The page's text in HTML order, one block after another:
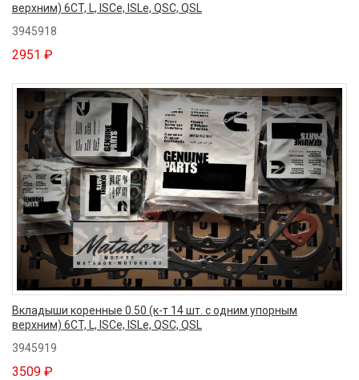
верхним) 6CT, L, ISCe, ISLe, QSC, QSL
3945918
2951 ₽
Вкладыши коренные 0.50 (к-т 14 шт. с одним упорным
верхним) 6CT, L, ISCe, ISLe, QSC, QSL
3945919
3509 ₽